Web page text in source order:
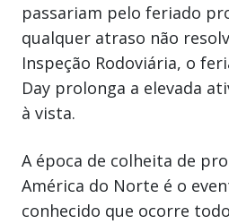
passariam pelo feriado
qualquer atraso não
Inspeção Rodoviária, o
Day prolonga a elevada
à vista.
A época de colheita de
América do Norte é o
conhecido que ocorre